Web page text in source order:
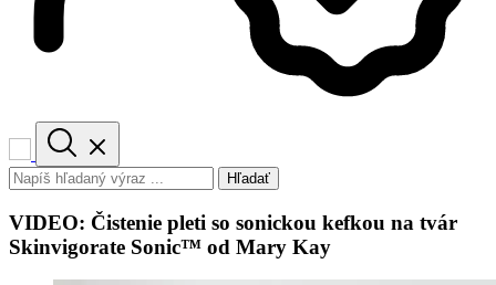
Hľadať
VIDEO: Čistenie pleti so sonickou kefkou na tvár
Skinvigorate Sonic™ od Mary Kay